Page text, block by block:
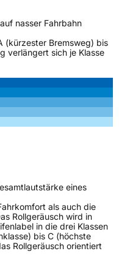
nasser Fahrbahn
(kürzester Bremsweg) bis
verlängert sich je Klasse
eines
als auch die
Rollgeräusch wird in
in die drei Klassen
bis C (höchste
Rollgeräusch orientiert